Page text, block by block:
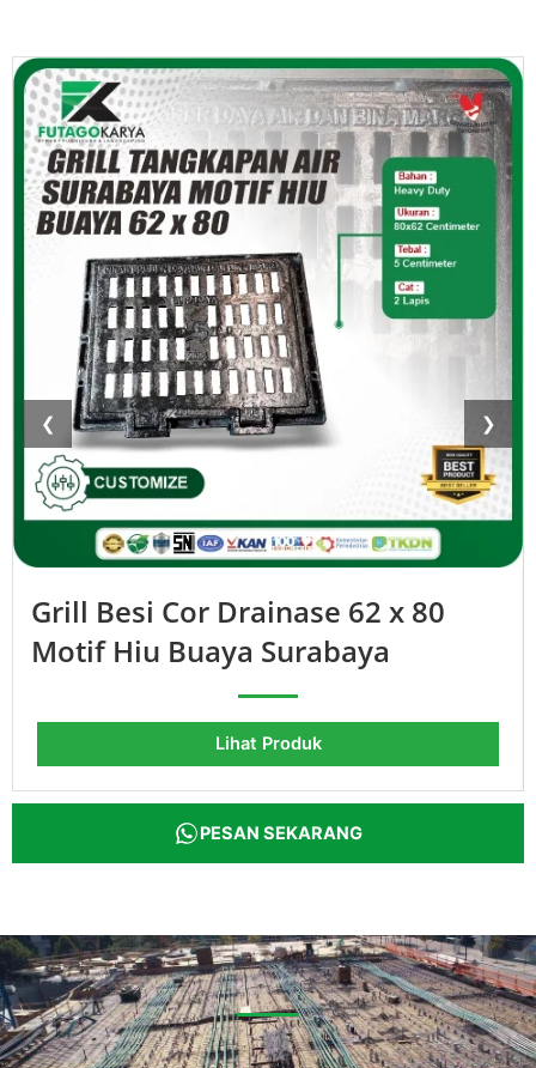
❮ ❯
Grill Besi Cor Drainase 62 x 80
Motif Hiu Buaya Surabaya
Lihat Produk
PESAN SEKARANG